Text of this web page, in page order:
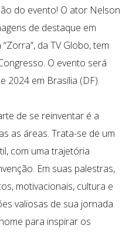
do evento! O ator Nelson
de destaque em
da TV Globo, tem
O evento será
2024 em Brasília (DF).
de se reinventar é a
as áreas. Trata-se de um
com uma trajetória
Em suas palestras,
motivacionais, cultura e
valiosas de sua jornada
para inspirar os